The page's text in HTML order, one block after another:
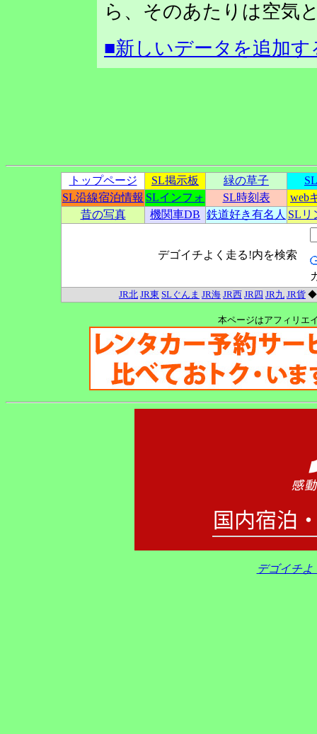
ら、そのあたりは空気
■新しいデータを追加す
トップページ SL掲示板 緑の草子
SL沿線宿泊情報 SLインフォ SL時刻表
web
昔の写真
機関車DB 鉄道好き有名人 SLリ
デゴイチよく走る!内を検索
JR北 JR東 SLぐんま JR海 JR西 JR四 JR九 JR貨
本ページはアフィリエ
デゴイチよ